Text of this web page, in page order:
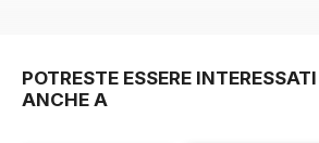
POTRESTE ESSERE INTERESSATI
ANCHE A